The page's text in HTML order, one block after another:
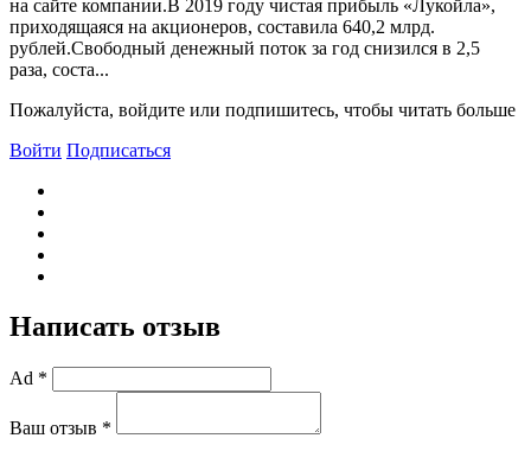
на сайте компании.В 2019 году чистая прибыль «Лукойла»,
приходящаяся на акционеров, составила 640,2 млрд.
рублей.Свободный денежный поток за год снизился в 2,5
раза, соста...
Пожалуйста, войдите или подпишитесь, чтобы читать больше
Войти Подписаться
Написать отзыв
Ad *
Ваш отзыв *